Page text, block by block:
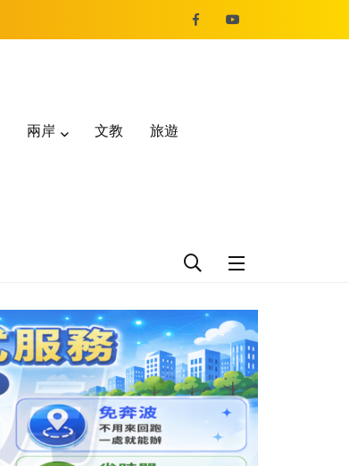
兩岸 文教 旅遊